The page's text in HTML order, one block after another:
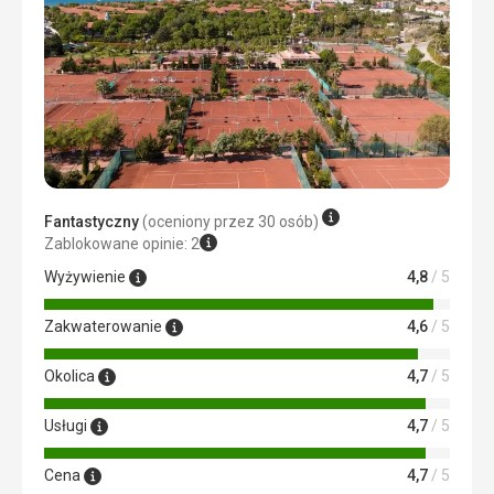
Codziennie ryby, warzywa i owoce sezonowe w różnych
wariantach.
Zakwaterowanie
Nowoczesne pokoje, dobre materace.
Ta recenzja została automatycznie przetłumaczona za
pomocą Google Translate
Fantastyczny(oceniony przez 30 osób)
Zablokowane opinie: 2
Wyżywienie
4,8 / 5
Zakwaterowanie 4,6 / 5
Okolica 4,7 / 5
Usługi 4,7 / 5
Cena 4,7 / 5